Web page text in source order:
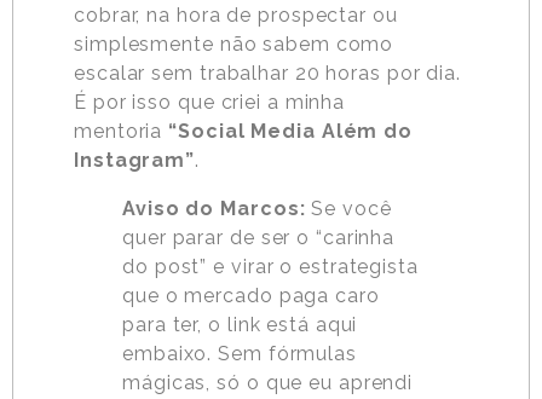
cobrar, na hora de prospectar ou
simplesmente não sabem como
escalar sem trabalhar 20 horas por dia.
É por isso que criei a minha
mentoria “Social Media Além do
Instagram”.
Aviso do Marcos: Se você
quer parar de ser o “carinha
do post” e virar o estrategista
que o mercado paga caro
para ter, o link está aqui
embaixo. Sem fórmulas
mágicas, só o que eu aprendi